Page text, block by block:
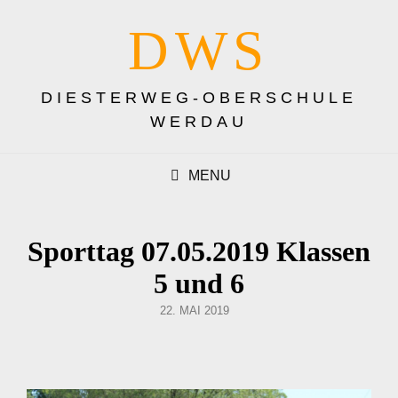
DWS
DIESTERWEG-OBERSCHULE
WERDAU
MENU
Sporttag 07.05.2019 Klassen
5 und 6
POSTED
22. MAI 2019